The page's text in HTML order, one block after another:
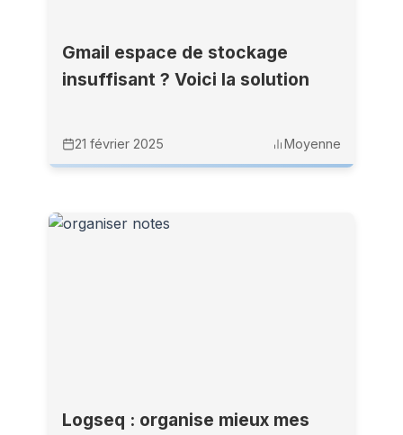
Gmail espace de stockage
insuffisant ? Voici la solution
21 février 2025 Moyenne
Logseq : organise mieux mes